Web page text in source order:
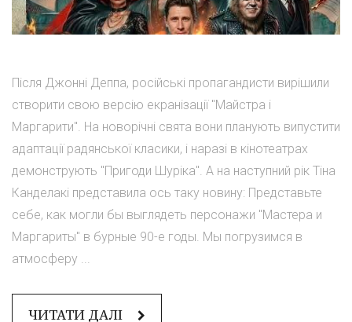
Після Джонні Деппа, російські пропагандисти вирішили
створити свою версію екранізації "Майстра і
Маргарити". На новорічні свята вони планують випустити
адаптації радянської класики, і наразі в кінотеатрах
демонструють "Пригоди Шуріка". А на наступний рік Тіна
Канделакі представила ось таку новину: Представьте
себе, как могли бы выглядеть персонажи "Мастера и
Маргариты" в бурные 90-е годы. Мы погрузимся в
атмосферу ...
ЧИТАТИ ДАЛІ